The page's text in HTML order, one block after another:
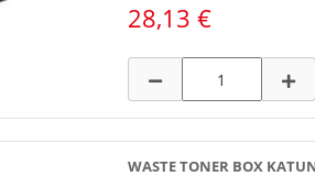
28,13 €
WASTE TONER BOX